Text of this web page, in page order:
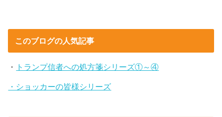
このブログの人気記事
・ トランプ信者への処方箋シリーズ①～④
・ショッカーの皆様シリーズ